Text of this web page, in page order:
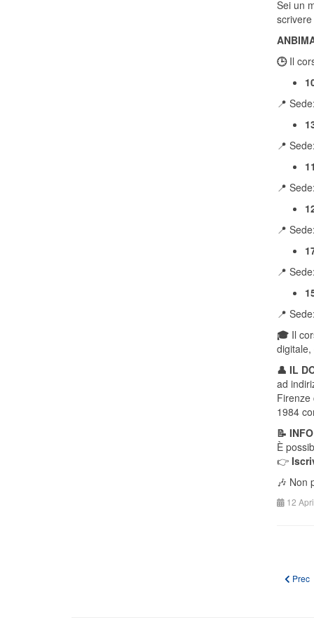
Sei un
🕒Il
📍
📍
📍
📍
📍
📍
🎓Il
👤 IL
ad
Firenze
1984
📝
È
👉
🎶 Non
12
Prec